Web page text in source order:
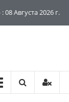
08 Августа 2026 г.